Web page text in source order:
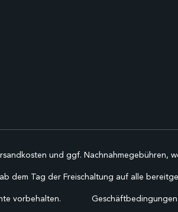
und ggf. Nachnahmegebühren,
dem Tag der Freischaltung auf alle
vorbehalten. Geschäftbedingungen